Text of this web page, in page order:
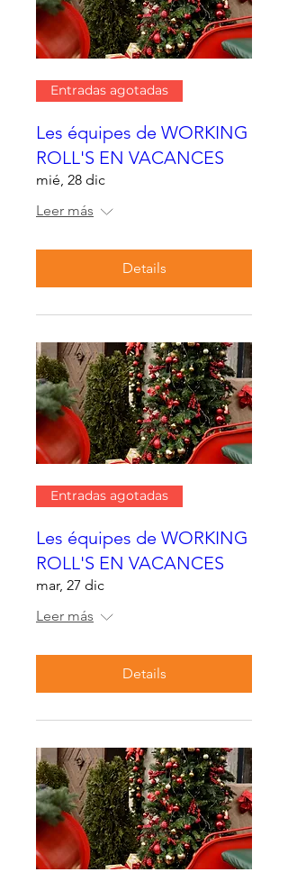
Entradas agotadas
Les équipes de WORKING
ROLL'S EN VACANCES
mié, 28 dic
Leer más
Details
Entradas agotadas
Les équipes de WORKING
ROLL'S EN VACANCES
mar, 27 dic
Leer más
Details